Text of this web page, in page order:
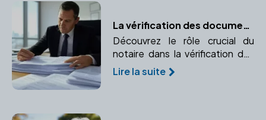
La vérification des documents immobiliers par le notaire
Découvrez le rôle crucial du
notaire dans la vérification des
documents immobiliers pour
garantir la conformité et la
Lire la suite